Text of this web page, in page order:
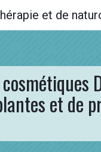
et de
et de